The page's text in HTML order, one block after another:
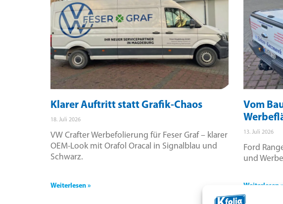
Klarer Auftritt statt Grafik-Chaos
18. Juli 2026
VW Crafter Werbefolierung für Feser Graf – klarer
OEM-Look mit Orafol Oracal in Signalblau und
Schwarz.
Weiterlesen »
Vom
13. Juli 2026
Ford
und
Weiterlesen »